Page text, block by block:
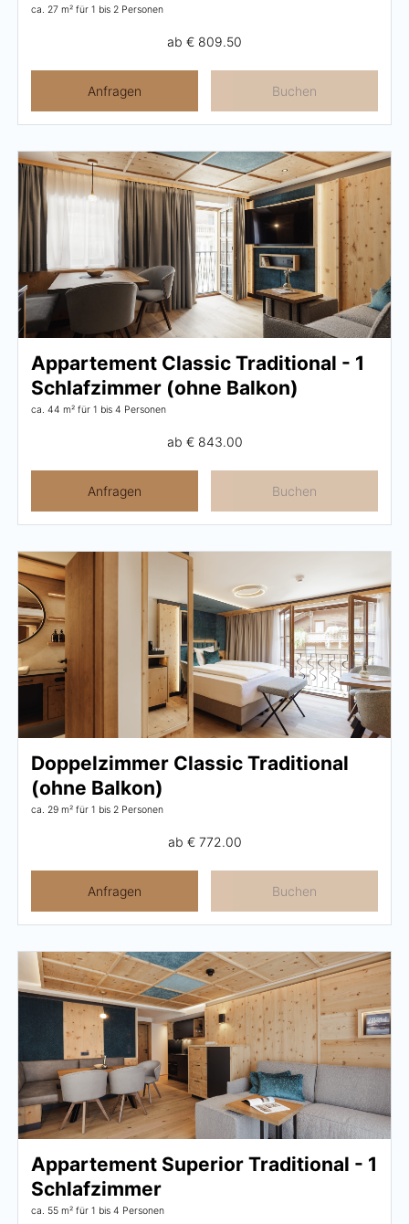
ca. 27 m² für 1 bis 2 Personen
ab € 809.50
Anfragen Buchen
Appartement Classic Traditional - 1
Schlafzimmer (ohne Balkon)
ca. 44 m² für 1 bis 4 Personen
ab € 843.00
Anfragen Buchen
Doppelzimmer Classic Traditional
(ohne Balkon)
ca. 29 m² für 1 bis 2 Personen
ab € 772.00
Anfragen Buchen
Appartement Superior Traditional - 1
Schlafzimmer
ca. 55 m² für 1 bis 4 Personen